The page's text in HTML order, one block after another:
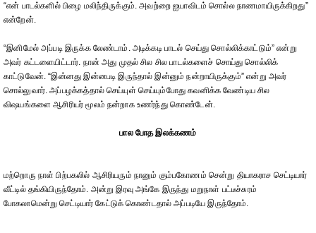
“என் பாடல்களில் பிழை மலிந்திருக்கும். அவற்றை ஐயாவிடம் சொல்ல நாணமாயிருக்கிறது”
என்றேன்.
“இனிமேல் அப்படி இருக்க லேண்டாம். அடிக்கடி பாடல் செய்து சொல்லிக்காட்டும்” என்று
அவர் கட்டளையிட்டார். நான் அது முதல் சில சில பாடல்களைச் சொய்து சொல்லிக்
காட்டுவேன். “இன்னது இன்னபடி இருந்தால் இன்னும் நன்றாயிருக்கும்” என்று அவர்
சொல்லுவார். அப்பழக்கத்தால் செய்யுள் செய்யும்போது கவனிக்க வேண்டிய சில
விஷயங்களை ஆசிரியர் மூலம் நன்றாக உணர்ந்து கொண்டேன்.
பால போத இலக்கணம்
மற்றொரு நாள் பிற்பகலில் ஆசிரியரும் நானும் கும்பகோணம் சென்று தியாகராச செட்டியார்
வீட்டில் தங்கியிருந்தோம். அன்று இரவு அங்கே இருந்து மறுநாள் பட்டீச்சுரம்
போகலாமென்று செட்டியார் கேட்டுக் கொண்டதால் அப்படியே இருந்தோம்.